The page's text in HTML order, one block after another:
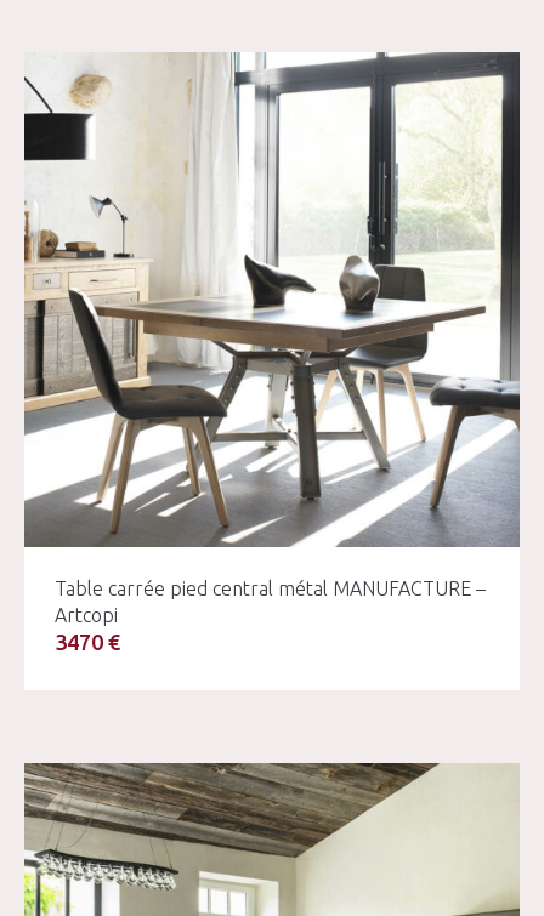
Table carrée pied central métal MANUFACTURE –
Artcopi
3470 €